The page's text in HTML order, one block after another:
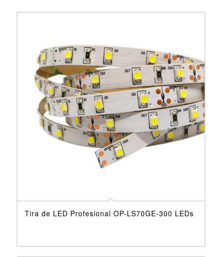
Tira de LED Profesional OP-LS70GE-300 LEDs